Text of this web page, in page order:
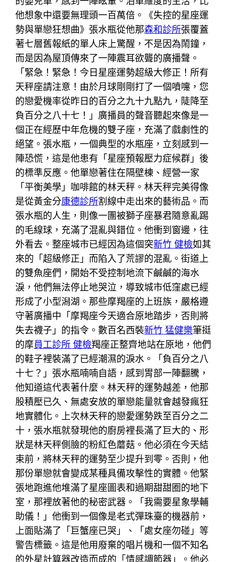
他想象中還要無理頭一百萬倍。《失控的星座運
勢與單戀狂想曲》張水瓶從他那森和診所張覆蓋
著七層舊報紙的單人床上驚醒，不是因為鬧鐘，
而是因為屋頂傳來了一陣震耳欲聾的廣播聲。
「緊急！緊急！今日星座運勢超級大修正！所有
天秤座請注意！由於月球剛剛打了一個噴嚏，您
的戀愛機率從昨日的百分之九十九點九，陡降至
負百分之八十七！」廣播員的聲音聽起來像是一
個正在經歷中年危機的雙子座，充滿了戲劇性的
絕望。張水瓶，一個典型的水瓶座，立刻感到一
陣恐慌，這是他患有「星座預報壓力症候群」後
的標準反應。他單戀著住在隔壁棟、經營一家
「平衡美學」咖啡館的林天秤。林天秤完美得像
是從黃金分康德診所割線中走出來的藝術品。而
張水瓶的人生，則像一團被獅子座暴君隨意亂踢
的毛線球，充滿了混亂與錯位。他衝到窗邊，往
外看去。整座城市已經因為這個突新竹 健檢如其
來的「超級修正」而陷入了荒謬的混亂。街道上
的雙魚座們，開始不受控制地流下鹹鹹的海水
淚，他們無法停止地哭泣，導致城市低窪處已經
形成了小型潟湖。那些摩羯座的上班族，嚴格遵
守著廣播中「摩羯座今天適合原地踏步，否則將
失去襪子」的指令。數百名西裝新竹 猛健樂筆挺
的摩員工診所 健檢羯座正整齊地站在原地，他們
的鞋子裡裝滿了已經潮濕的淚水。「負百分之八
十七？」張水瓶喃喃自語，感到胃部一陣翻騰，
他知道這代表著什麼。林天秤的運勢越差，他那
股積壓已久、無處安放的單戀能量就會越發瘋狂
地實體化。上次林天秤的戀愛運勢跌至百分之二
十，張水瓶就發現他的廚房裡長滿了巨大的、形
狀是林天秤側臉的粉紅色蘑菇。他必須在今天結
束前，將林天秤的運勢至少提升到零。否則，他
那份單戀就會變成某種具備攻擊性的實體。他緊
張地跑進他堆滿了星座圖表和過期甜甜圈的地下
室，那裡放著他的秘密武器。「我需要星象學輔
助儀！」他衝到一個像是老式彈珠臺的機器前，
上面貼滿了「巨蟹座已哭」、「處女座勿碰」等
警告標籤。這是他用廢棄的唱片機和一個不知名
的外星計算器改造而成的「情感調節器」。他必